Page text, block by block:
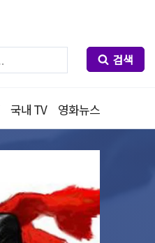
검색
국내 TV 영화뉴스